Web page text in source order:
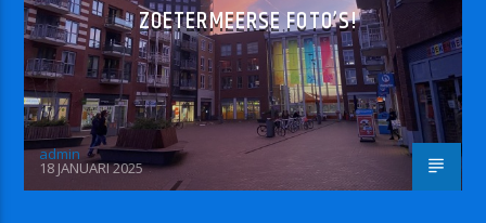
ZOETERMEERSE FOTO’S!
admin
18 JANUARI 2025